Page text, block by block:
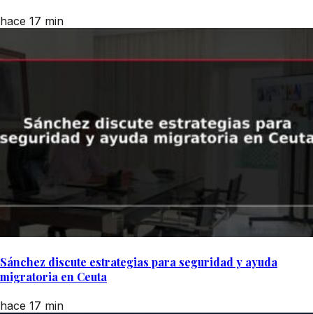
hace 17 min
Sánchez discute estrategias para seguridad y ayuda
migratoria en Ceuta
hace 17 min